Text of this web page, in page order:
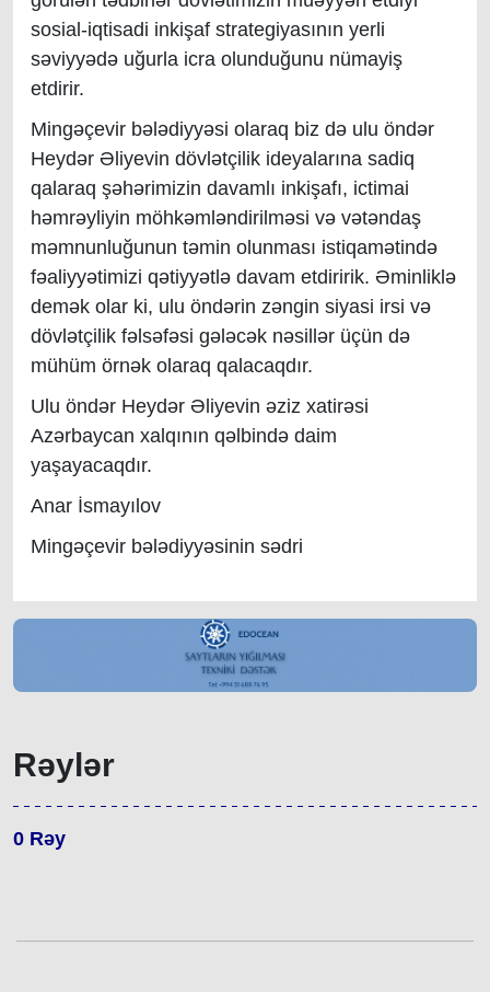
sosial-iqtisadi inkişaf strategiyasının yerli
səviyyədə uğurla icra olunduğunu nümayiş
etdirir.
Mingəçevir bələdiyyəsi olaraq biz də ulu öndər
Heydər Əliyevin dövlətçilik ideyalarına sadiq
qalaraq şəhərimizin davamlı inkişafı, ictimai
həmrəyliyin möhkəmləndirilməsi və vətəndaş
məmnunluğunun təmin olunması istiqamətində
fəaliyyətimizi qətiyyətlə davam etdiririk. Əminliklə
demək olar ki, ulu öndərin zəngin siyasi irsi və
dövlətçilik fəlsəfəsi gələcək nəsillər üçün də
mühüm örnək olaraq qalacaqdır.
Ulu öndər Heydər Əliyevin əziz xatirəsi
Azərbaycan xalqının qəlbində daim
yaşayacaqdır.
Anar İsmayılov
Mingəçevir bələdiyyəsinin sədri
Rəylər
0 Rəy